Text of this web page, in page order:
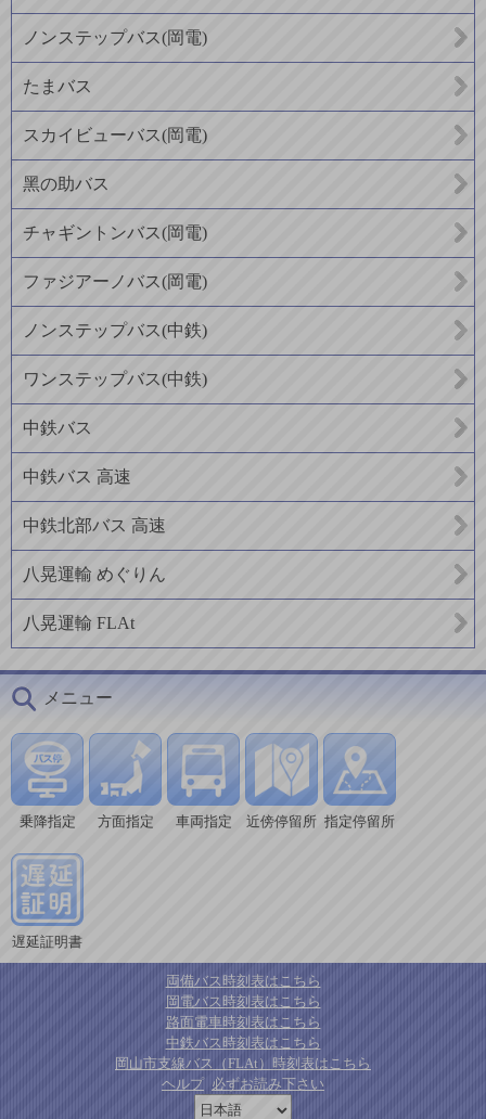
ノンステップバス(岡電)
たまバス
スカイビューバス(岡電)
黑の助バス
チャギントンバス(岡電)
ファジアーノバス(岡電)
ノンステップバス(中鉄)
ワンステップバス(中鉄)
中鉄バス
中鉄バス 高速
中鉄北部バス 高速
八晃運輸 めぐりん
八晃運輸 FLAt
メニュー
乗降指定 方面指定 車両指定 近傍停留所 指定停留所
遅延証明書
両備バス時刻表はこちら
岡電バス時刻表はこちら
路面電車時刻表はこちら
中鉄バス時刻表はこちら
岡山市支線バス（FLAt）時刻表はこちら
ヘルプ 必ずお読み下さい